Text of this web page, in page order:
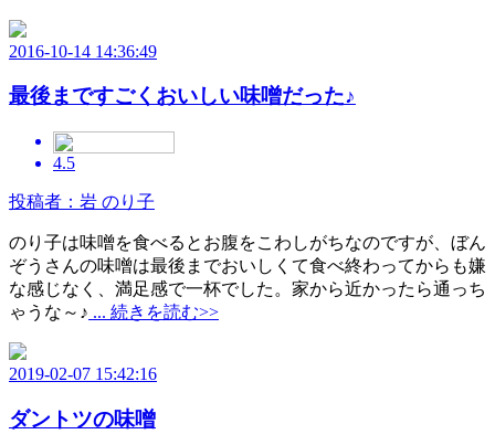
2016-10-14 14:36:49
最後まですごくおいしい味噌だった♪
4.5
投稿者：岩 のり子
のり子は味噌を食べるとお腹をこわしがちなのですが、ぼん
ぞうさんの味噌は最後までおいしくて食べ終わってからも嫌
な感じなく、満足感で一杯でした。家から近かったら通っち
ゃうな～♪ ... 続きを読む>>
2019-02-07 15:42:16
ダントツの味噌